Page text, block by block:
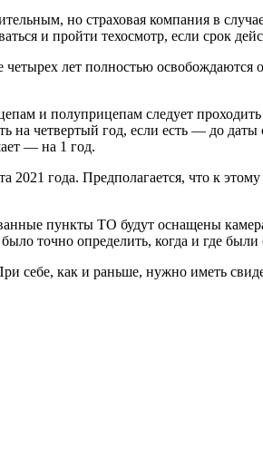
но страховая компания в
и пройти техосмотр, если срок
лет полностью освобождаются
и полуприцепам следует
на четвертый год, если есть — до
— на 1 год.
2021 года. Предполагается, что к
пункты ТО будут оснащены
точно определить, когда и где
себе, как и раньше, нужно иметь